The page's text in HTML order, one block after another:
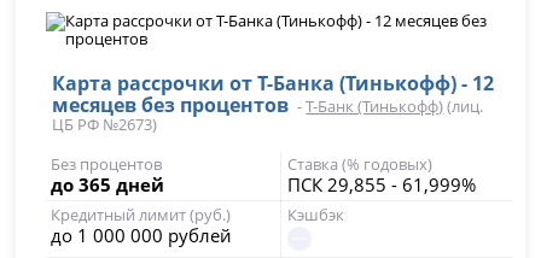
Карта рассрочки от Т-Банка (Тинькофф) - 12
месяцев без процентов -Т-Банк (Тинькофф)(лиц.
ЦБ РФ №2673)
Без процентов
до 365 дней
Ставка (% годовых)
ПСК 29,855 - 61,999%
Кредитный лимит (руб.)
до 1 000 000 рублей
Кэшбэк